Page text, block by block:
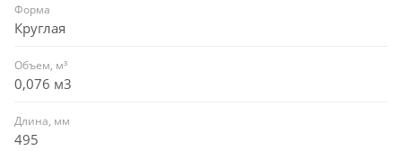
Форма
Круглая
Объем, м³
0,076 м3
Длина, мм
495